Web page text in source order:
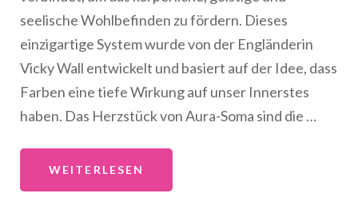
seelische Wohlbefinden zu fördern. Dieses
einzigartige System wurde von der Engländerin
Vicky Wall entwickelt und basiert auf der Idee, dass
Farben eine tiefe Wirkung auf unser Innerstes
haben. Das Herzstück von Aura-Soma sind die …
WEITERLESEN